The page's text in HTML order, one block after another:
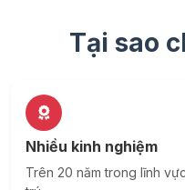
Tại sao
Nhiều kinh nghiệm
Trên 20 năm trong lĩnh